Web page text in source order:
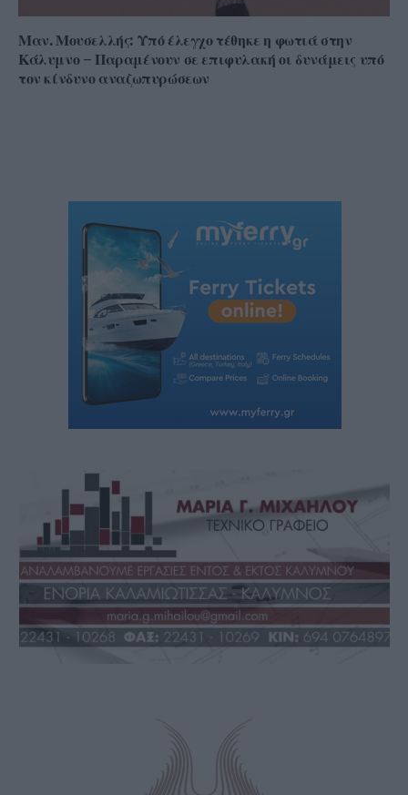
Μαν. Μουσελλής: Υπό έλεγχο τέθηκε η φωτιά στην
Κάλυμνο – Παραμένουν σε επιφυλακή οι δυνάμεις υπό
τον κίνδυνο αναζωπυρώσεων